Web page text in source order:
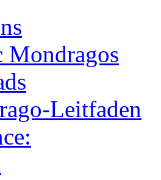
Mondragos
Leitfaden